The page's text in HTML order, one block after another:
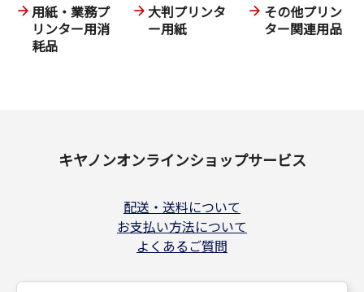
用紙・業務プ
リンター用消
耗品
大判プリンタ
ー用紙
その他プリン
ター関連用品
キヤノンオンラインショップサービス
配送・送料について
お支払い方法について
よくあるご質問